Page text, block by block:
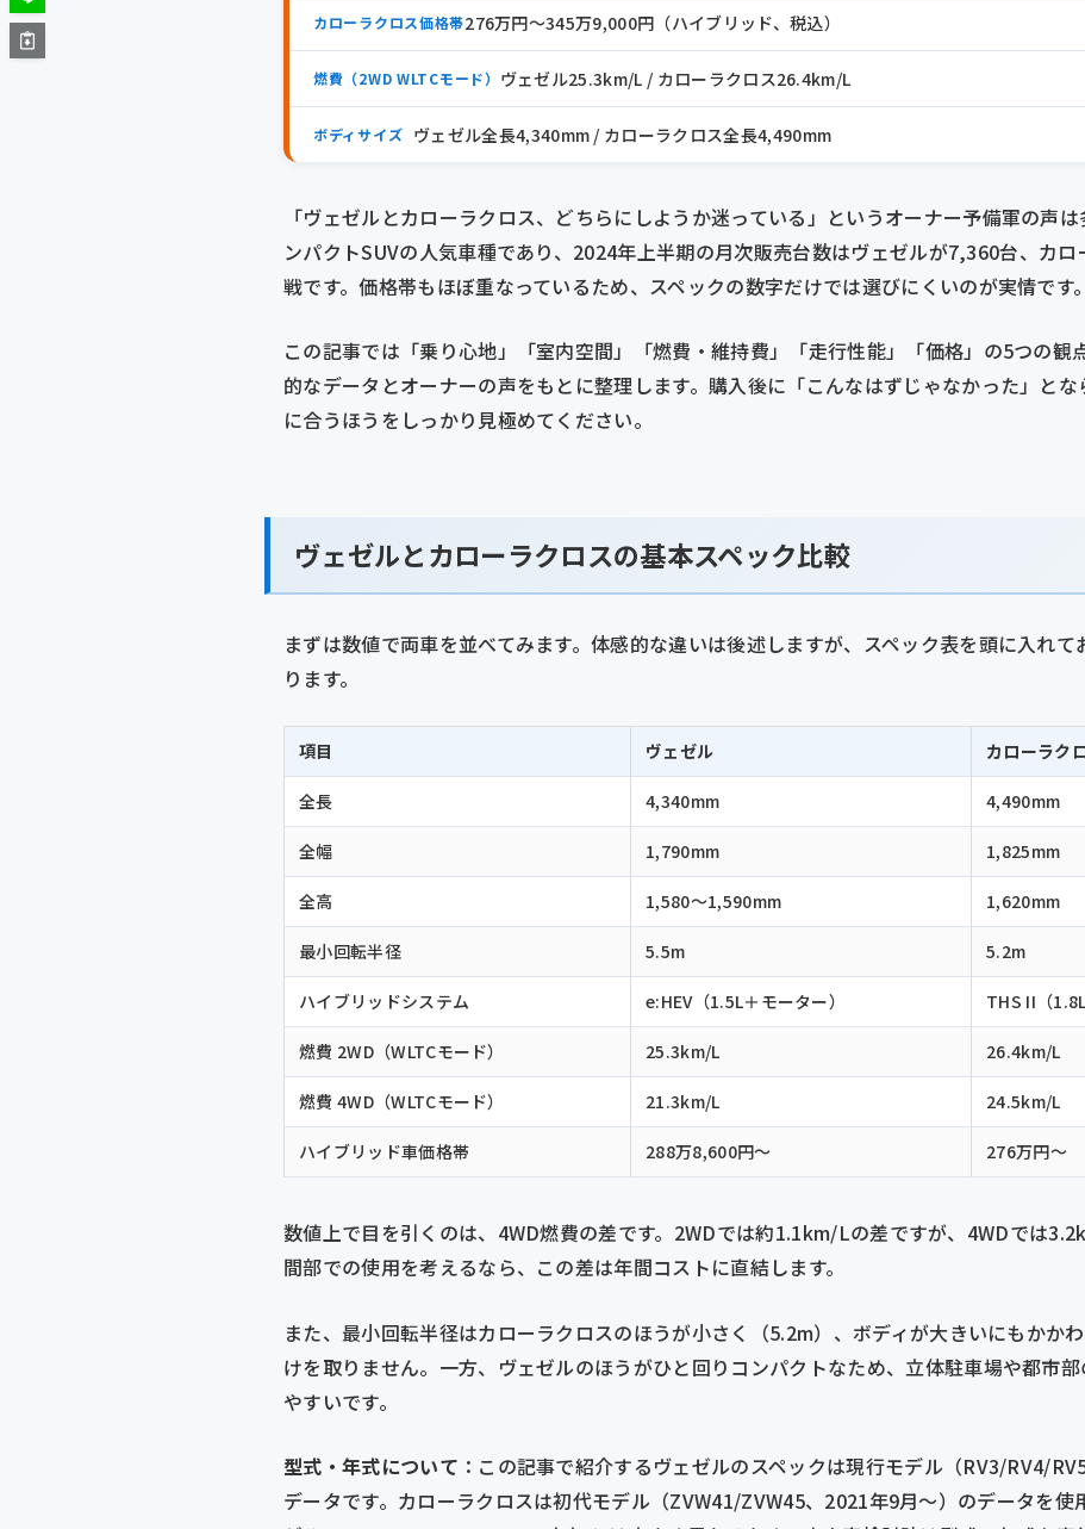
カローラクロス価格帯276万円〜345万9,000円（ハイブリッド、税込）
燃費（2WD WLTCモード） ヴェゼル25.3km/L / カローラクロス26.4km/L
ボディサイズ ヴェゼル全長4,340mm / カローラクロス全長4,490mm
「ヴェゼルとカローラクロス、どちらにしようか迷っている」というオーナー予備軍の声
ンパクトSUVの人気車種であり、2024年上半期の月次販売台数はヴェゼルが7,360台、カ
戦です。価格帯もほぼ重なっているため、スペックの数字だけでは選びにくいのが実情です。
この記事では「乗り心地」「室内空間」「燃費・維持費」「走行性能」「価格」の5つの観
的なデータとオーナーの声をもとに整理します。購入後に「こんなはずじゃなかった」と
に合うほうをしっかり見極めてください。
ヴェゼルとカローラクロスの基本スペック比較
まずは数値で両車を並べてみます。体感的な違いは後述しますが、スペック表を頭に入れ
ります。
項目 ヴェゼル カローラク
全長 4,340mm 4,490mm
全幅 1,790mm 1,825mm
全高 1,580〜1,590mm 1,620mm
最小回転半径 5.5m 5.2m
ハイブリッドシステム e:HEV（1.5L＋モーター） THS II（
燃費 2WD（WLTCモード） 25.3km/L 26.4km/L
燃費 4WD（WLTCモード） 21.3km/L 24.5km/L
ハイブリッド車価格帯 288万8,600円〜 276万円〜
数値上で目を引くのは、4WD燃費の差です。2WDでは約1.1km/Lの差ですが、4WDでは
間部での使用を考えるなら、この差は年間コストに直結します。
また、最小回転半径はカローラクロスのほうが小さく（5.2m）、ボディが大きいにもかか
けを取りません。一方、ヴェゼルのほうがひと回りコンパクトなため、立体駐車場や都市
やすいです。
型式・年式について ：この記事で紹介するヴェゼルのスペックは現行モデル（RV3/RV4/
データです。カローラクロスは初代モデル（ZVW41/ZVW45、2021年9月〜）のデータを使